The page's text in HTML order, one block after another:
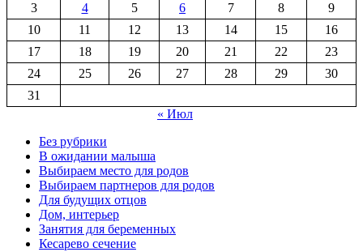
3
4 5 6 7 8
9
10
11 12 13 14 15
16
17
18 19 20 21 22
23
24
25 26 27 28 29
30
31
« Июл
Без рубрики
В ожидании малыша
Выбираем место для родов
Выбираем партнеров для родов
Для будущих отцов
Дом, интерьер
Занятия для беременных
Кесарево сечение